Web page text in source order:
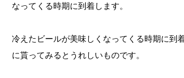
なってくる時期に到着します。
冷えたビールが美味しくなってくる時期に到
に貰ってみるとうれしいものです。